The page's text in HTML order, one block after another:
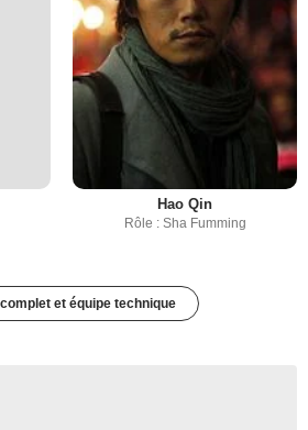
Hao Qin
Rôle : Sha Fumming
et équipe technique